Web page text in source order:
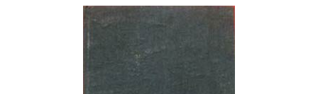
Arte y coleccionismo
Comenzar a vender